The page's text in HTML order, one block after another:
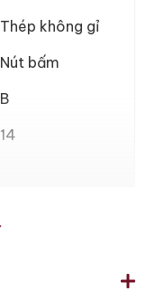
Thép không gỉ
Nút bấm
B
14